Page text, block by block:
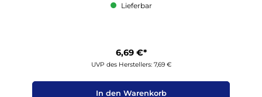
Lieferbar
6,69 €*
UVP des Herstellers: 7,69 €
In den Warenkorb